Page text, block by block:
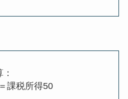
課税所得50